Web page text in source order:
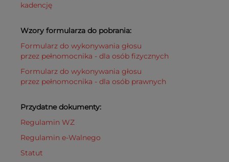
kadencję
Wzory formularza do pobrania:
Formularz do wykonywania głosu
przez pełnomocnika - dla osób fizycznych
Formularz do wykonywania głosu
przez pełnomocnika - dla osób prawnych
Przydatne dokumenty:
Regulamin WZ
Regulamin e-Walnego
Statut